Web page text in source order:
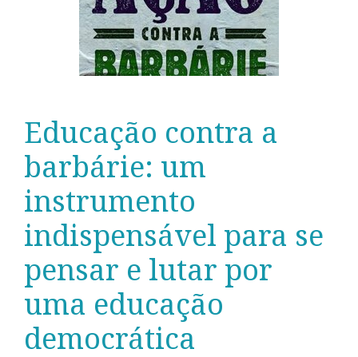
Educação contra a
barbárie: um
instrumento
indispensável para se
pensar e lutar por
uma educação
democrática